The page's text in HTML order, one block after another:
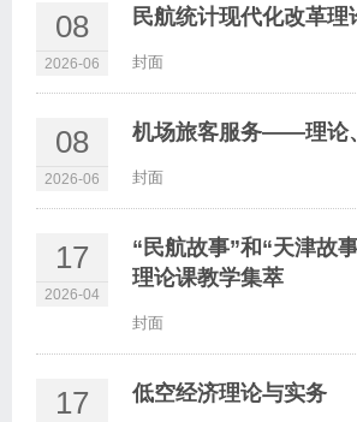
08
2026-06
民航统计现代化改革理
封面
08
2026-06
机场旅客服务——理论
封面
17
2026-04
“民航故事”和“天津故
理论课教学集萃
封面
17 低空经济理论与实务